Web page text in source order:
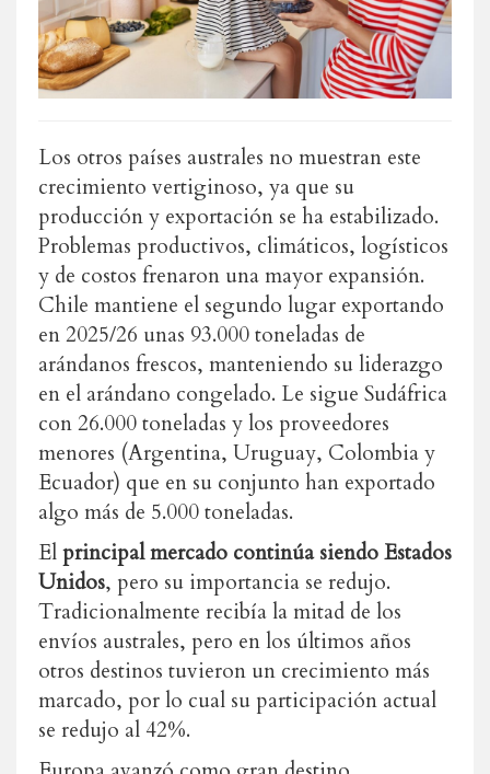
Los otros países australes no muestran este
crecimiento vertiginoso, ya que su
producción y exportación se ha estabilizado.
Problemas productivos, climáticos, logísticos
y de costos frenaron una mayor expansión.
Chile mantiene el segundo lugar exportando
en 2025/26 unas 93.000 toneladas de
arándanos frescos, manteniendo su liderazgo
en el arándano congelado. Le sigue Sudáfrica
con 26.000 toneladas y los proveedores
menores (Argentina, Uruguay, Colombia y
Ecuador) que en su conjunto han exportado
algo más de 5.000 toneladas.
Elprincipal mercado continúa siendo Estados
Unidos, pero su importancia se redujo.
Tradicionalmente recibía la mitad de los
envíos australes, pero en los últimos años
otros destinos tuvieron un crecimiento más
marcado, por lo cual su participación actual
se redujo al 42%.